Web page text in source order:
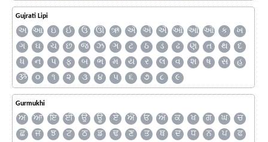
Gujrati Lipi
અ આ ઇ ઈ ઉ ઊ ઋ ઍ એ ઐ ઑ ઓ ઔ ક
ખ
ગ
ઘ ચ છ જ ઝ ઞ ટ ઠ ડ ઢ ણ ત થ
દ
ધ
ન પ ફ બ ભ મ ય ર લ વ શ ષ સ
હ
ૐ
૦ ૧ ૨ ૩ ૪ ૫ ૬ ૭ ૮ ૯
Gurmukhi
ਅ ਆ ਇ ਈ ਉ ਊ ਏ ਐ ਓ ਔ ਕ ਖ ਗ ਘ
ਚ
ਛ
ਜ ਝ ਟ ਠ ਡ ਢ ਣ ਤ ਥ ਦ ਧ ਨ ਪ
ਫ